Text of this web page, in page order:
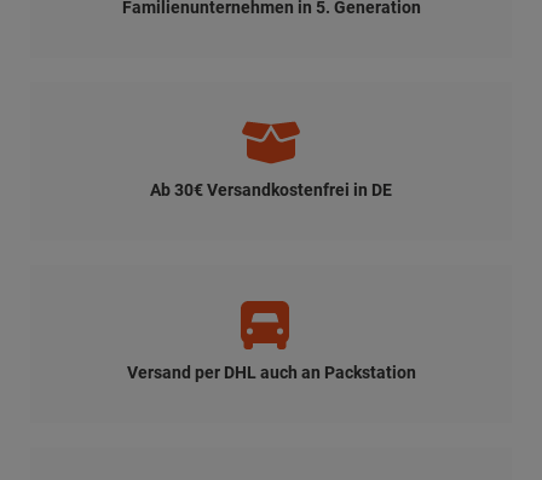
Familienunternehmen in 5. Generation
Ab 30€ Versandkostenfrei in DE
Versand per DHL auch an Packstation